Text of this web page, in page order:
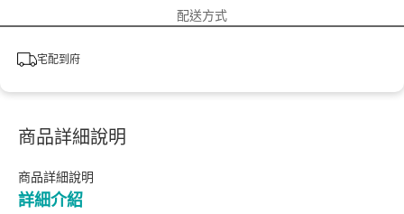
配送方式
宅配到府
商品詳細說明
商品詳細說明
詳細介紹